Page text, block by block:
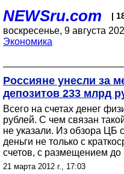
NEWSru.com |
воскресенье, 9 августа
Экономика
Россияне унесли за
депозитов 233 млрд
Всего на счетах денег
рублей. С чем связан
не указали. Из обзора ЦБ
деньги не только с
счетов, с размещением до
21 марта 2012 г., 17:03